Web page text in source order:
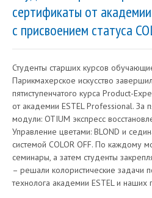
сертификаты от
с присвоением статуса
Студенты старших курсов
Парикмахерское искусство
пятиступенчатого курса Рroduct-
от академии ESTEL Professional. За
модули: OTIUM экспресс
Управление цветами: BLOND и
системой COLOR OFF. По каждому
семинары, а затем студенты
– решали колористические задачи
технолога академии ESTEL и наших